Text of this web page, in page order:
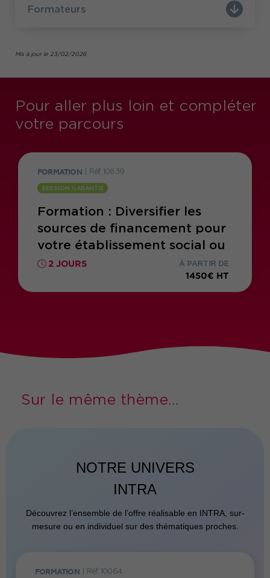
Formateurs
Mis à jour le 23/02/2026
Pour aller plus loin et compléter
votre parcours
FORMATION Réf. 10839
SESSION GARANTIE
Formation : Diversifier les
sources de financement pour
votre établissement social ou
médico-social
2 JOURS À PARTIR DE
1450€ HT
Sur le même thème...
NOTRE UNIVERS
INTRA
Découvrez l’ensemble de l’offre réalisable en INTRA, sur-
mesure ou en individuel sur des thématiques proches.
FORMATION Réf. 10064